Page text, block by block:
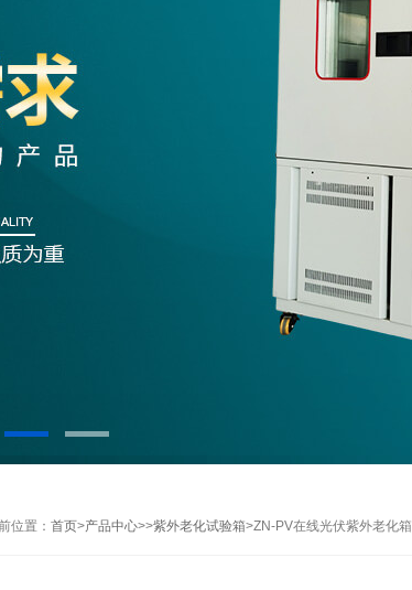
位置： 首页>产品中心>>紫外老化试验箱>ZN-PV在线光伏紫外老化箱